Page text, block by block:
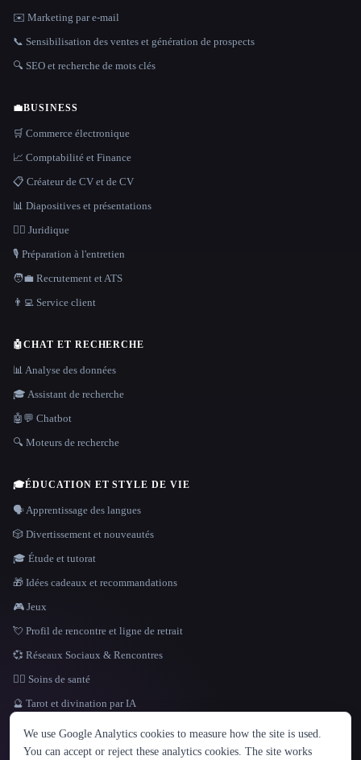
LANGUE
English español Français Русский 简体中文
✉️ Marketing par e-mail
📞 Sensibilisation des ventes et génération de prospects
🔍 SEO et recherche de mots clés
💼BUSINESS
🛒 Commerce électronique
📈 Comptabilité et Finance
📋 Créateur de CV et de CV
📊 Diapositives et présentations
👩‍⚖️ Juridique
🎙️ Préparation à l'entretien
🧑‍💼 Recrutement et ATS
👨‍💻 Service client
🤖CHAT ET RECHERCHE
📊 Analyse des données
🎓 Assistant de recherche
🤖💬 Chatbot
🔍 Moteurs de recherche
🎓ÉDUCATION ET STYLE DE VIE
🗣️ Apprentissage des langues
🎲 Divertissement et nouveautés
🎓 Étude et tutorat
🎁 Idées cadeaux et recommandations
🎮 Jeux
💘 Profil de rencontre et ligne de retrait
💞 Réseaux Sociaux & Rencontres
👩‍⚕️ Soins de santé
🔮 Tarot et divination par IA
We use Google Analytics cookies to measure how the site is used.
You can accept or reject these analytics cookies. The site works